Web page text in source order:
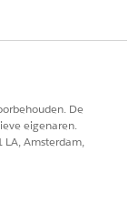
De
eigenaren.
LA, Amsterdam,